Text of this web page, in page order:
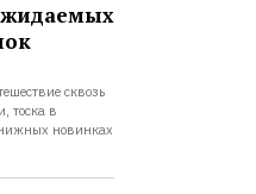
сквозь
тоска в
новинках